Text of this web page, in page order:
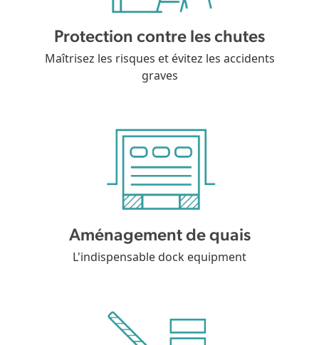
Protection contre les chutes
Maîtrisez les risques et évitez les accidents
graves
Aménagement de quais
L'indispensable dock equipment